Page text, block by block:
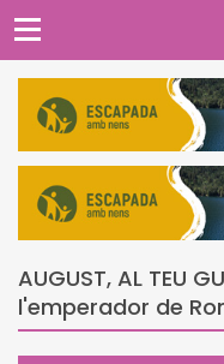
AUGUST, AL TEU
l'emperador de